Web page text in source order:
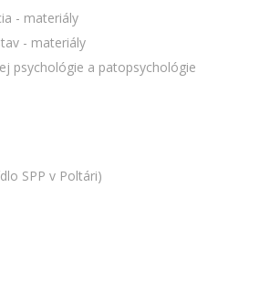
- materiály
- materiály
psychológie a patopsychológie
SPP v Poltári)